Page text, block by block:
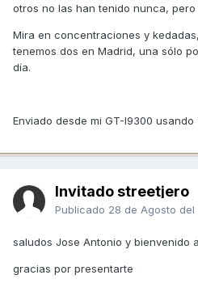
otros no las han tenido nunca,
Mira en concentraciones y
tenemos dos en Madrid, una sólo
día.
Enviado desde mi GT-I9300 usando
Invitado streetjero
Publicado 28 de Agosto del
saludos Jose Antonio y bienvenido
gracias por presentarte